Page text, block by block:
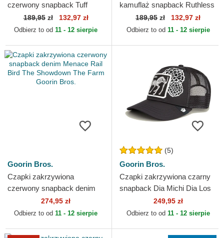
czerwony snapback Tuff
Camo Desaturated Camo
The Farm Goorin Bros.
189,95zł 132,97 zł
Odbierz to od 11 - 12 sierpie
kamuflaż snapback Ruthless
Camo Desaturated Camo
The Farm Goorin Bros.
189,95 zł 132,97 zł
Odbierz to od 11 - 12 sierpie
Goorin Bros.
Czapki zakrzywiona
czerwony snapback denim
Menace Rail Bird The
Showdown The Farm Goorin
274,95 zł
Odbierz to od 11 - 12 sierpie
(5)
Goorin Bros.
Czapki zakrzywiona czarny
snapback Dia Michi Dia Los
Muertos The Farm Goorin
Bros.
249,95 zł
Odbierz to od 11 - 12 sierpie